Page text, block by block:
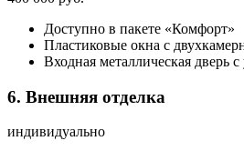
Доступно в пакете «Комфорт»
Пластиковые окна с
Входная металлическая дверь
6. Внешняя отделка
индивидуально